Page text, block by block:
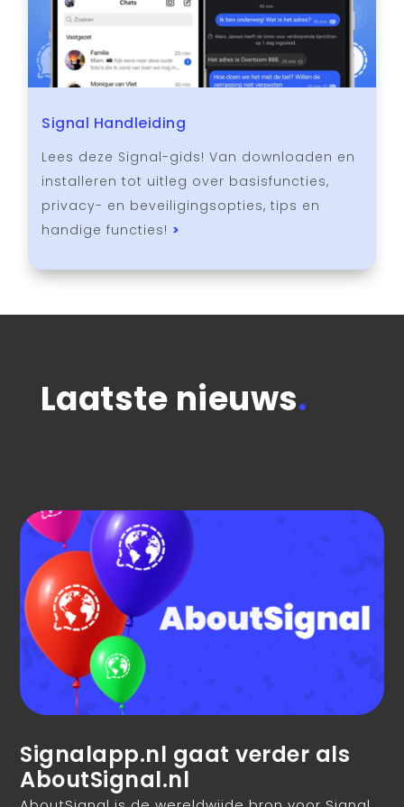
Signal Handleiding
Lees deze Signal-gids! Van downloaden en
installeren tot uitleg over basisfuncties,
privacy- en beveiligingsopties, tips en
handige functies! >
Laatste nieuws.
Signalapp.nl gaat verder als
AboutSignal.nl